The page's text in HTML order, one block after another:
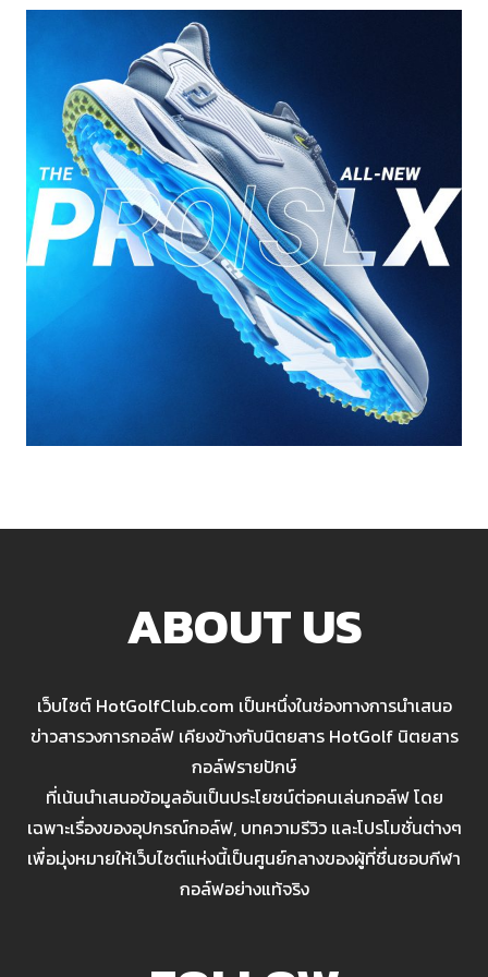
ABOUT US
เว็บไซต์ HotGolfClub.com เป็นหนึ่งในช่องทางการนำเสนอ
ข่าวสารวงการกอล์ฟ เคียงข้างกับนิตยสาร HotGolf นิตยสาร
กอล์ฟรายปักษ์
ที่เน้นนำเสนอข้อมูลอันเป็นประโยชน์ต่อคนเล่นกอล์ฟ โดย
เฉพาะเรื่องของอุปกรณ์กอล์ฟ, บทความรีวิว และโปรโมชั่นต่างๆ
เพื่อมุ่งหมายให้เว็บไซต์แห่งนี้เป็นศูนย์กลางของผู้ที่ชื่นชอบกีฬา
กอล์ฟอย่างแท้จริง